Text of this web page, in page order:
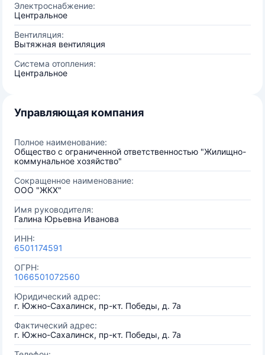
Электроснабжение:
Центральное
Вентиляция:
Вытяжная вентиляция
Система отопления:
Центральное
Управляющая компания
Полное наименование:
Общество с ограниченной ответственностью "Жилищно-
коммунальное хозяйство"
Сокращенное наименование:
ООО "ЖКХ"
Имя руководителя:
Галина Юрьевна Иванова
ИНН:
6501174591
ОГРН:
1066501072560
Юридический адрес:
г. Южно-Сахалинск, пр-кт. Победы, д. 7а
Фактический адрес:
г. Южно-Сахалинск, пр-кт. Победы, д. 7а